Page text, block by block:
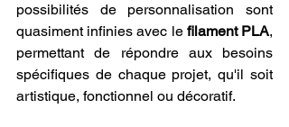
possibilités de personnalisation sont
quasiment infinies avec le filament PLA,
permettant de répondre aux besoins
spécifiques de chaque projet, qu'il soit
artistique, fonctionnel ou décoratif.